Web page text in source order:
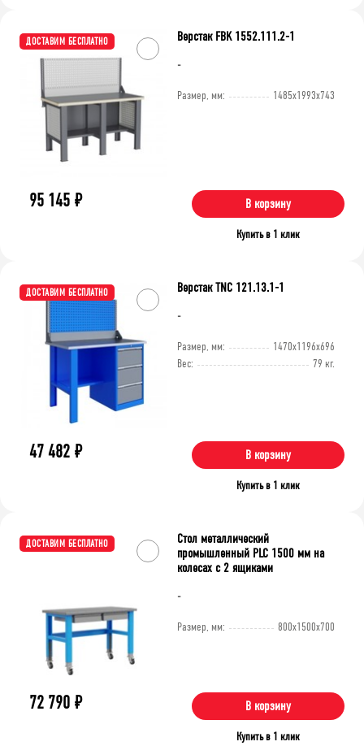
ДОСТАВИМ БЕСПЛАТНО
-
Верстак FBK 1552.111.2-1
Размер, мм: 1485x1993x743
95 145 ₽ В корзину
Купить в 1 клик
ДОСТАВИМ БЕСПЛАТНО
-
Верстак TNC 121.13.1-1
Размер, мм:
1470x1196x696
Вес:
79 кг.
47 482 ₽ В корзину
Купить в 1 клик
ДОСТАВИМ БЕСПЛАТНО
-
Стол металлический
промышленный PLC 1500 мм на
колесах с 2 ящиками
Размер, мм: 800x1500x700
72 790 ₽ В корзину
Купить в 1 клик